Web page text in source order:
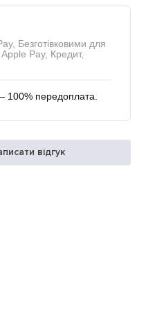
Безготівковими для
Pay, Кредит,
100% передоплата.
відгук